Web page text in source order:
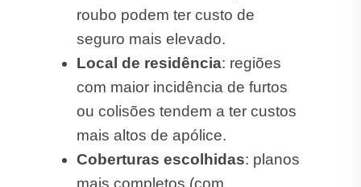
roubo podem ter custo de
seguro mais elevado.
Local de residência: regiões
com maior incidência de furtos
ou colisões tendem a ter custos
mais altos de apólice.
Coberturas escolhidas: planos
mais completos (com